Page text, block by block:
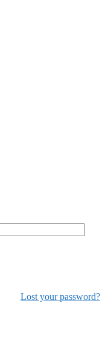
Lost your password?